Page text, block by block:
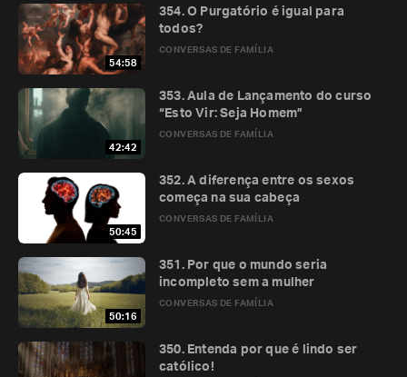
54:58
CONVERSAS DE FAMÍLIA
354. O Purgatório é igual para
todos?
42:42
CONVERSAS DE FAMÍLIA
353. Aula de Lançamento do curso
“Esto Vir: Seja Homem”
50:45
CONVERSAS DE FAMÍLIA
352. A diferença entre os sexos
começa na sua cabeça
50:16
CONVERSAS DE FAMÍLIA
351. Por que o mundo seria
incompleto sem a mulher
350. Entenda por que é lindo ser
católico!